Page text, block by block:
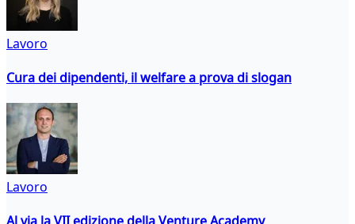
Lavoro
Cura dei dipendenti, il welfare a prova di slogan
Lavoro